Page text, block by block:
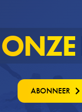
ONZE
ABONNEER